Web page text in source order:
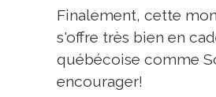
Finalement, cette
s'offre très bien en
québécoise comme
encourager!